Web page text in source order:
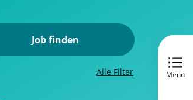
Job finden
Alle Filter Menü